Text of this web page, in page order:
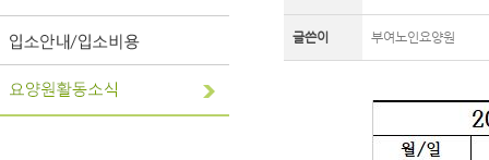
글쓴이 부여노인요양원